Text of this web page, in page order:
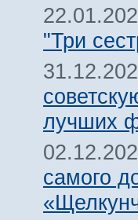
"Три
лучших
самого